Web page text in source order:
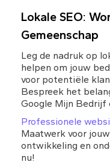
Lokale SEO:
Gemeenschap
Leg de nadruk op
helpen om jouw
voor potentiële
Bespreek het
Google Mijn Bedrijf
Professionele
Maatwerk voor
ontwikkeling en
nu!